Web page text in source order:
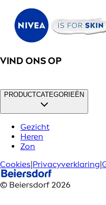
VIND ONS OP
PRODUCTCATEGORIEËN
Gezicht
Heren
Zon
Cookies Privacyverklaring
© Beiersdorf 2026